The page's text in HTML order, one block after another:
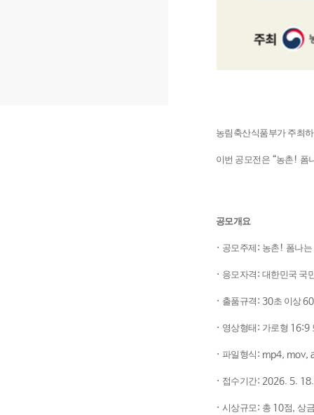
농림축산식품부가 주최
이번 공모전은 “농촌 ! 폼
공모개요
· 공모주제 : 농촌 ! 폼나
· 응모자격 : 대한민국 국
· 출품규격 : 30초 이상60
· 영상형태 : 가로형 16:9
· 파일형식 : mp4, mov,
· 접수기간: 2026. 5.
· 시상규모: 총 10점,상